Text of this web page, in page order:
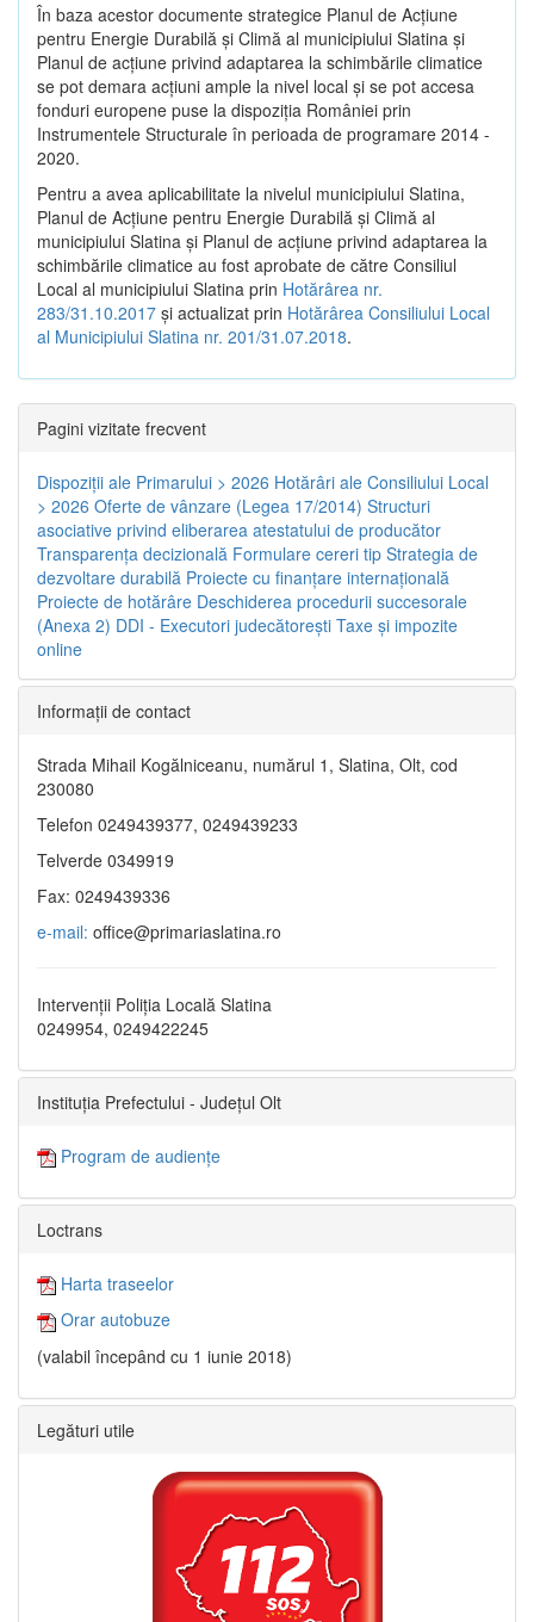
În baza acestor documente strategice Planul de Acţiune
pentru Energie Durabilă şi Climă al municipiului Slatina şi
Planul de acţiune privind adaptarea la schimbările climatice
se pot demara acţiuni ample la nivel local şi se pot accesa
fonduri europene puse la dispoziţia României prin
Instrumentele Structurale în perioada de programare 2014 -
2020.
Pentru a avea aplicabilitate la nivelul municipiului Slatina,
Planul de Acţiune pentru Energie Durabilă şi Climă al
municipiului Slatina şi Planul de acţiune privind adaptarea la
schimbările climatice au fost aprobate de către Consiliul
Local al municipiului Slatina prin Hotărârea nr.
283/31.10.2017 și actualizat prin Hotărârea Consiliului Local
al Municipiului Slatina nr. 201/31.07.2018.
Pagini vizitate frecvent
Dispoziţii ale Primarului > 2026 Hotărâri ale Consiliului Local
> 2026 Oferte de vânzare (Legea 17/2014) Structuri
asociative privind eliberarea atestatului de producător
Transparenţa decizională Formulare cereri tip Strategia de
dezvoltare durabilă Proiecte cu finanţare internaţională
Proiecte de hotărâre Deschiderea procedurii succesorale
(Anexa 2) DDI - Executori judecătorești Taxe şi impozite
online
Informaţii de contact
Strada Mihail Kogălniceanu, numărul 1, Slatina, Olt, cod
230080
Telefon 0249439377, 0249439233
Telverde 0349919
Fax: 0249439336
e-mail: office@primariaslatina.ro
Intervenții Poliția Locală Slatina
0249954, 0249422245
Instituția Prefectului - Județul Olt
Program de audiențe
Loctrans
Harta traseelor
Orar autobuze
(valabil începând cu 1 iunie 2018)
Legături utile